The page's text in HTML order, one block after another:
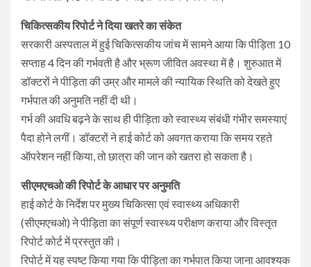
चिकित्सकीय रिपोर्ट ने दिया खतरे का संकेत
सरकारी अस्पताल में हुई चिकित्सकीय जांच में सामने आया कि पीड़िता 10
सप्ताह 4 दिन की गर्भवती है और भ्रूण जीवित अवस्था में है। शुरुआत में
डॉक्टरों ने पीड़िता की उम्र और मामले की न्यायिक स्थिति को देखते हुए
गर्भपात की अनुमति नहीं दी थी।
गर्भ की अवधि बढ़ने के साथ ही पीड़िता को स्वास्थ्य संबंधी गंभीर समस्याएं
पैदा होने लगीं। डॉक्टरों ने हाई कोर्ट को अवगत कराया कि समय रहते
ऑपरेशन नहीं किया, तो छात्रा की जान को खतरा हो सकता है।
सीएमएचओ की रिपोर्ट के आधार पर अनुमति
हाई कोर्ट के निर्देश पर मुख्य चिकित्सा एवं स्वास्थ्य अधिकारी
(सीएमएचओ) ने पीड़िता का संपूर्ण स्वास्थ्य परीक्षण कराया और विस्तृत
रिपोर्ट कोर्ट में प्रस्तुत की।
रिपोर्ट में यह स्पष्ट किया गया कि पीड़िता का गर्भपात किया जाना आवश्यक